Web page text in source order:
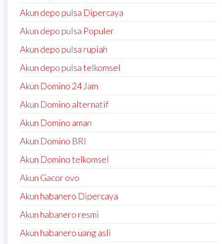
Akun depo pulsa Dipercaya
Akun depo pulsa Populer
Akun depo pulsa rupiah
Akun depo pulsa telkomsel
Akun Domino 24 Jam
Akun Domino alternatif
Akun Domino aman
Akun Domino BRI
Akun Domino telkomsel
Akun Gacor ovo
Akun habanero Dipercaya
Akun habanero resmi
Akun habanero uang asli